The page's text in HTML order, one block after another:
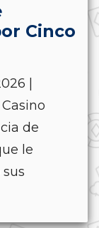
Cinco
|
de
le